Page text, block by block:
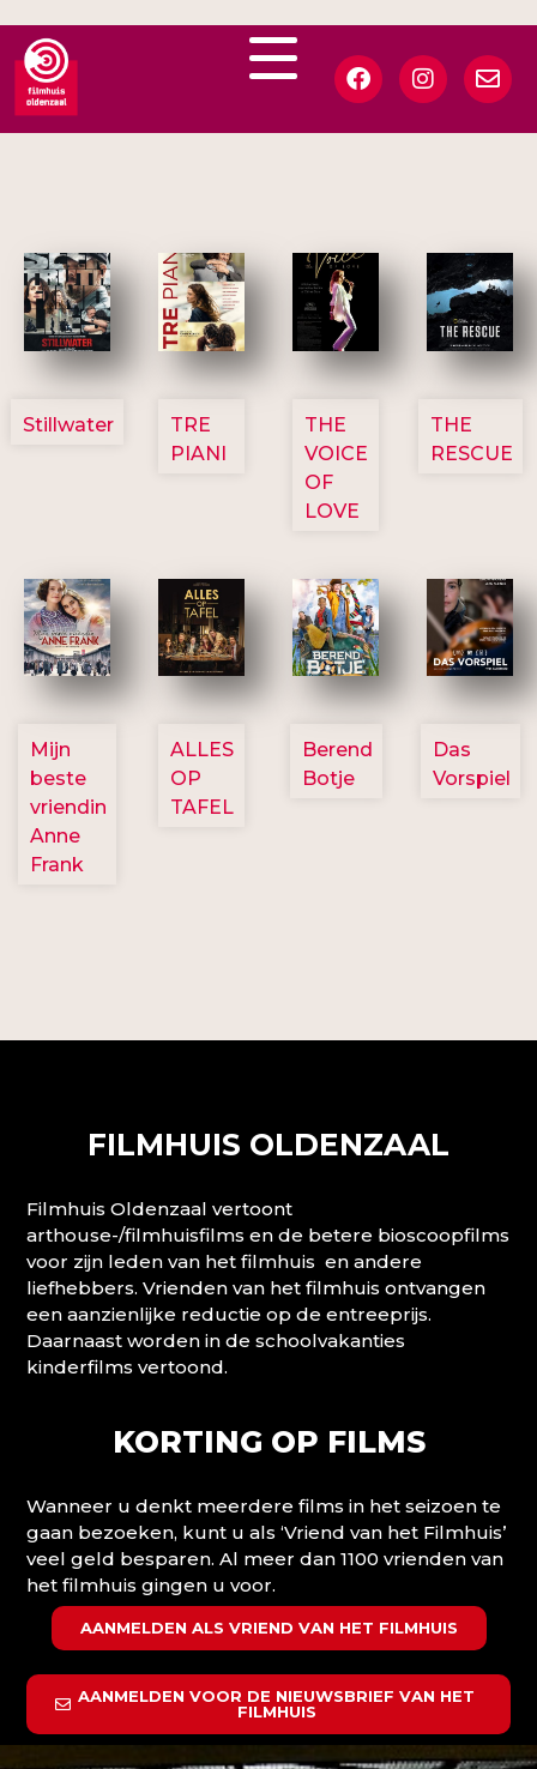
3123
Stillwater
3129
TRE
PIANI
3135
THE
VOICE
OF
LOVE
3148
THE
RESCUE
2757
Mijn
beste
vriendin
Anne
Frank
3154
ALLES
OP
TAFEL
2799
Berend
Botje
2777
Das
Vorspiel
FILMHUIS OLDENZAAL
Filmhuis Oldenzaal vertoont
arthouse-/filmhuisfilms en de betere bioscoopfilms
voor zijn leden van het filmhuis en andere
liefhebbers. Vrienden van het filmhuis ontvangen
een aanzienlijke reductie op de entreeprijs.
Daarnaast worden in de schoolvakanties
kinderfilms vertoond.
KORTING OP FILMS
Wanneer u denkt meerdere films in het seizoen te
gaan bezoeken, kunt u als ‘Vriend van het Filmhuis’
veel geld besparen. Al meer dan 1100 vrienden van
het filmhuis gingen u voor.
AANMELDEN ALS VRIEND VAN HET FILMHUIS
AANMELDEN VOOR DE NIEUWSBRIEF VAN HET
FILMHUIS